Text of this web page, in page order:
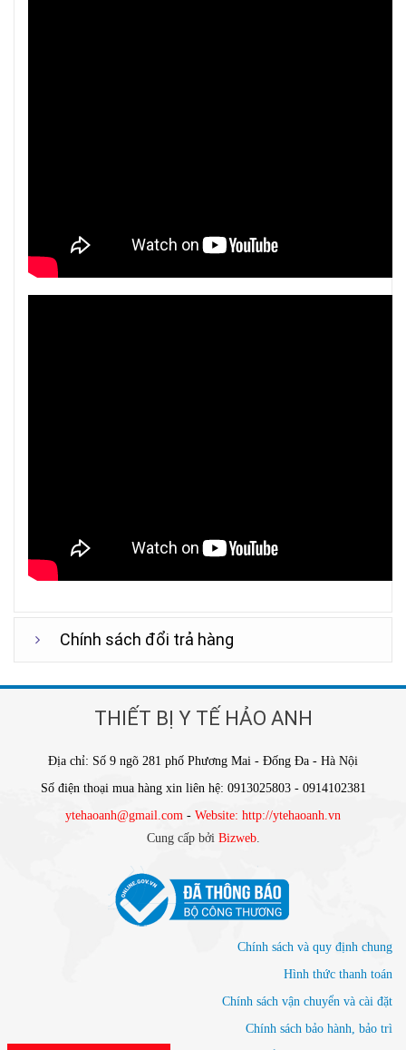
Chính sách đổi trả hàng
THIẾT BỊ Y TẾ HẢO ANH
Địa chỉ: Số 9 ngõ 281 phố Phương Mai - Đống Đa - Hà Nội
Số điện thoại mua hàng xin liên hệ: 0913025803 - 0914102381
ytehaoanh@gmail.com - Website: http://ytehaoanh.vn
Cung cấp bởi Bizweb.
Chính sách và quy định chung
Hình thức thanh toán
Chính sách vận chuyển và cài đặt
Chính sách bảo hành, bảo trì